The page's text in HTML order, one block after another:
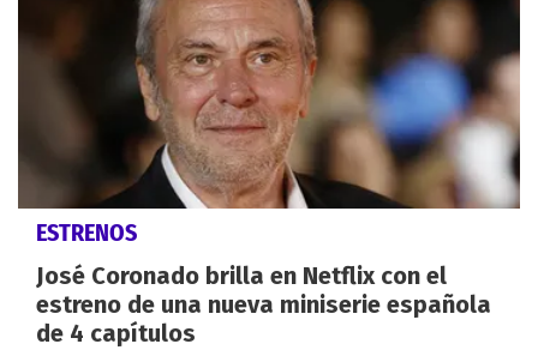
ESTRENOS
José Coronado brilla en Netflix con el
estreno de una nueva miniserie española
de 4 capítulos